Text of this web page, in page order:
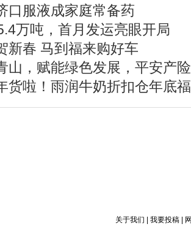
口服液成家庭常备药
万吨，首月发运亮眼开局
新春 马到福来购好车
山，赋能绿色发展，平安产
货啦！雨润牛奶折扣仓年底
关于我们 我要投稿|